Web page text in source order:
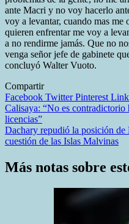
ante Macri y no voy hacerlo
voy a levantar, cuando mas me
quieren enfrentar me voy a
a no rendirme jamás. Que no
venga señor jefe de gabinete
concluyó Walter Vuoto.
Compartir
Facebook TwitterPinterest
Navegación
de
entradas
Calisaya: “No es
licencias”
Dachary repudió la posición
cuestión de las Islas Malvinas
Más notas sobre